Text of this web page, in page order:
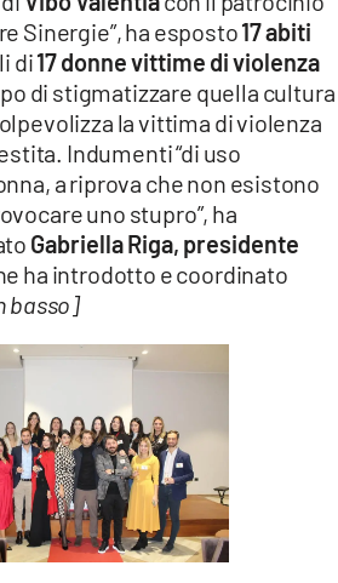
Sinergie”, ha esposto17 abiti
di17 donne vittime di violenza
di stigmatizzare quella cultura
la vittima di violenza
Indumenti “di uso
a riprova che non esistono
uno stupro”, ha
Gabriella Riga, presidente
ha introdotto e coordinato
basso]